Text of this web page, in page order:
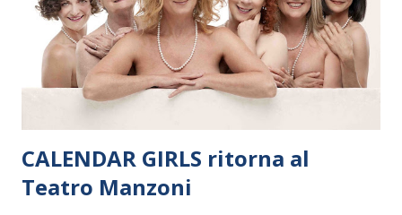
giovani artisti della Baltic Sea Youth Philharmonic per la quarta
volta. L’orchestra, fondata nel 2008 da Kristjan Järvi (affiancato
da un prestigioso consiglio di consulent...
CALENDAR GIRLS ritorna al
Teatro Manzoni